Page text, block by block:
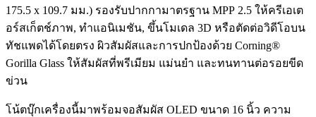
175.5 x 109.7 มม.) รองรับปากกามาตรฐาน MPP 2.5 ให้ครีเอเต
อร์สเก็ตช์ภาพ, ทำแอนิเมชัน, ขึ้นโมเดล 3D หรือตัดต่อวิดีโอบน
ทัชแพดได้โดยตรง ผิวสัมผัสและการปกป้องด้วย Corning®
Gorilla Glass ให้สัมผัสที่พรีเมียม แม่นยำ และทนทานต่อรอยขีด
ข่วน
โน้ตบุ๊กเครื่องนี้มาพร้อมจอสัมผัส OLED ขนาด 16 นิ้ว ความ